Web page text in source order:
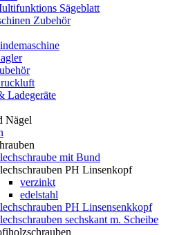
Sägeblatt
Zubehör
Ladegeräte
Nägel
mit Bund
PH Linsenkopf
verzinkt
edelstahl
PH Linsensenkkopf
sechskant m. Scheibe